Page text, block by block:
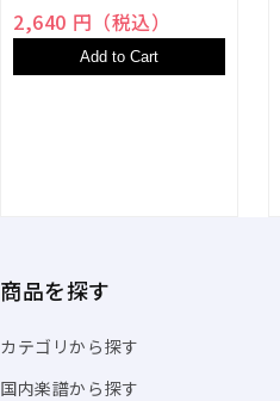
2,640 円（税込）
Add to Cart
商品を探す
カテゴリから探す
国内楽譜から探す